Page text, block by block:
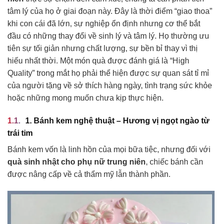
tâm lý của họ ở giai đoạn này. Đây là thời điểm “giao thoa”
khi con cái đã lớn, sự nghiệp ổn định nhưng cơ thể bắt
đầu có những thay đổi về sinh lý và tâm lý. Họ thường ưu
tiên sự tối giản nhưng chất lượng, sự bền bỉ thay vì thị
hiếu nhất thời. Một món quà được đánh giá là “High
Quality” trong mắt họ phải thể hiện được sự quan sát tỉ mỉ
của người tặng về sở thích hàng ngày, tình trạng sức khỏe
hoặc những mong muốn chưa kịp thực hiện.
1. Bánh kem nghệ thuật – Hương vị ngọt ngào từ
trái tim
Bánh kem vốn là linh hồn của mọi bữa tiệc, nhưng đối với
quà sinh nhật cho phụ nữ trung niên, chiếc bánh cần
được nâng cấp về cả thẩm mỹ lẫn thành phần.